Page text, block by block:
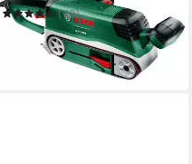
(49)
111,89 € UVP155,99 €
am nächsten Werktag bei dir